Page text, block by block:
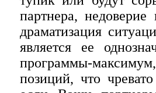
партнера,
драматизация
является ее
программы-
позиций, что